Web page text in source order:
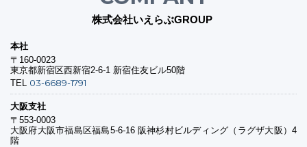
株式会社いえらぶGROUP
本社
〒160-0023
東京都新宿区西新宿2-6-1 新宿住友ビル50階
TEL 03-6689-1791
大阪支社
〒553-0003
大阪府大阪市福島区福島5-6-16 阪神杉村ビルディング（ラグザ大阪）4
階